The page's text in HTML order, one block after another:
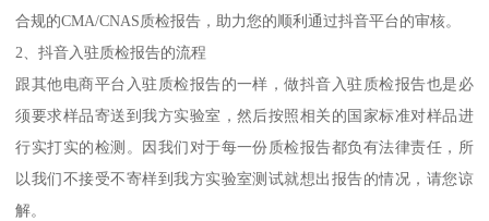
合规的CMA/CNAS质检报告，助力您的顺利通过抖音平台的审核。
2、抖音入驻质检报告的流程
跟其他电商平台入驻质检报告的一样，做抖音入驻质检报告也是必
须要求样品寄送到我方实验室，然后按照相关的国家标准对样品进
行实打实的检测。因我们对于每一份质检报告都负有法律责任，所
以我们不接受不寄样到我方实验室测试就想出报告的情况，请您谅
解。